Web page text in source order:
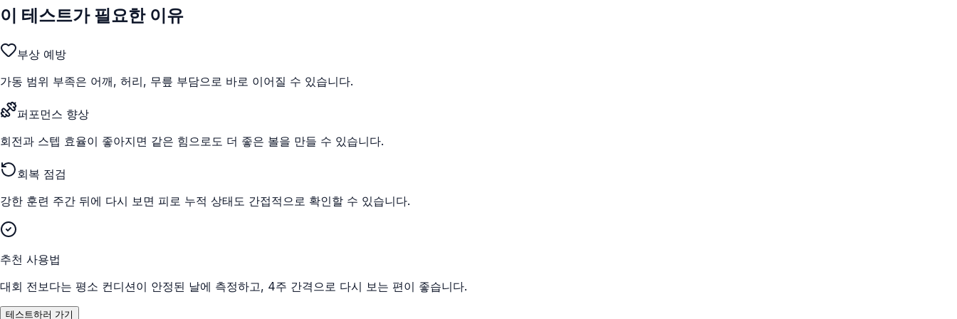
이 테스트가 필요한 이유
부상 예방
가동 범위 부족은 어깨, 허리, 무릎 부담으로 바로 이어질 수 있습니다.
퍼포먼스 향상
회전과 스텝 효율이 좋아지면 같은 힘으로도 더 좋은 볼을 만들 수 있습니다.
회복 점검
강한 훈련 주간 뒤에 다시 보면 피로 누적 상태도 간접적으로 확인할 수 있습니다.
추천 사용법
대회 전보다는 평소 컨디션이 안정된 날에 측정하고, 4주 간격으로 다시 보는 편이 좋습니다.
테스트하러 가기